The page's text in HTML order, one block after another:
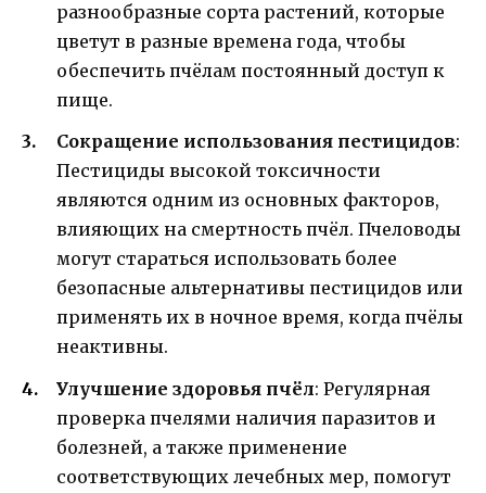
разнообразные сорта растений, которые
цветут в разные времена года, чтобы
обеспечить пчёлам постоянный доступ к
пище.
Сокращение использования пестицидов:
Пестициды высокой токсичности
являются одним из основных факторов,
влияющих на смертность пчёл. Пчеловоды
могут стараться использовать более
безопасные альтернативы пестицидов или
применять их в ночное время, когда пчёлы
неактивны.
Улучшение здоровья пчёл: Регулярная
проверка пчелями наличия паразитов и
болезней, а также применение
соответствующих лечебных мер, помогут